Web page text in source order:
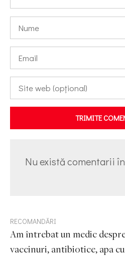
TRIMITE
Nu există comentarii
RECOMANDĂRI
Am întrebat un medic
vaccinuri, antibiotice, apa